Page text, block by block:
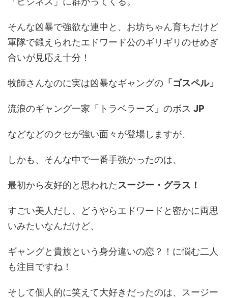
そんな凶暴で強欲な連中と、お坊ちゃん育ちだけど
軍隊で鍛えられたエドワード公のギリギリのせめぎ
合いが見応え十分！
牧師さんなのに実は凶暴なギャングの 「ゴスペル」
流浪のギャング一家「トラベラーズ」のボス JP
などなどのクセが強い面々が登場しますが、
しかも、そんな中で一番手強かったのは、
最初から友好的と思われたスージー・グラス！
すごい美人だし、どうやらエドワードと密かに両思
いみたいなんだけど、
ギャングと貴族という身分違いの恋？！に悩む二人
も注目ですね！
そして個人的に笑えて大好きだったのは、スージー